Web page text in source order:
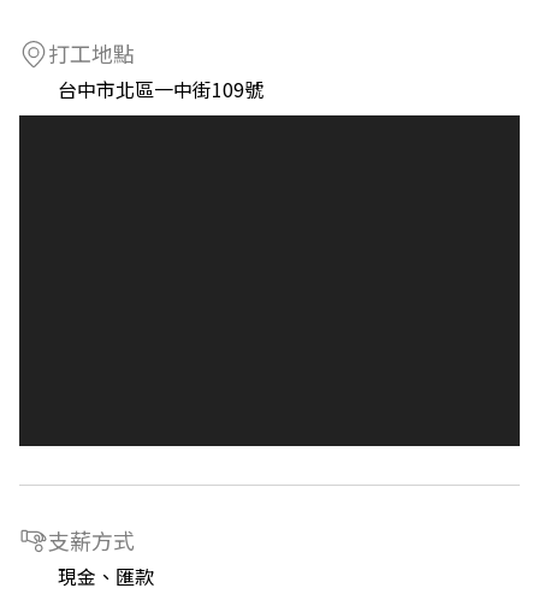
打工地點
台中市北區一中街109號
支薪方式
現金、匯款